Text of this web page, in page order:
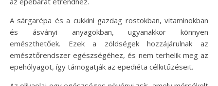
A sárgarépa és a cukkini gazdag rostokban, vitaminokban
és ásványi anyagokban, ugyanakkor könnyen
emészthetőek. Ezek a zöldségek hozzájárulnak az
emésztőrendszer egészségéhez, és nem terhelik meg az
epehólyagot, így támogatják az epediéta célkitűzéseit.